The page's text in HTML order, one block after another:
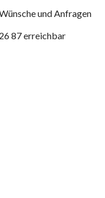
und Anfragen
87 erreichbar